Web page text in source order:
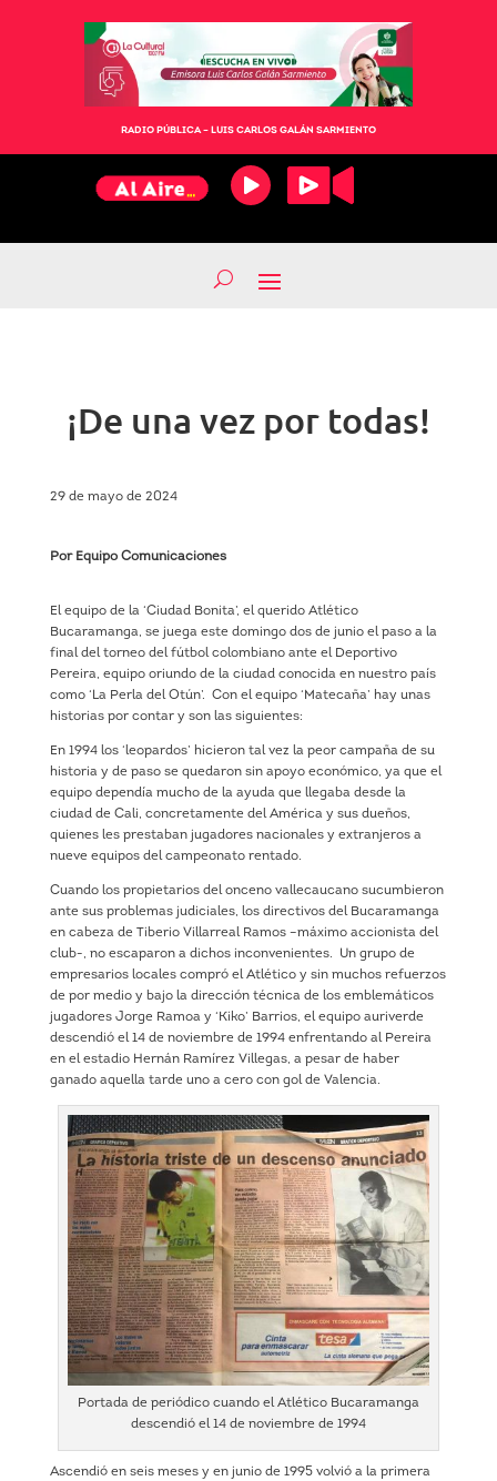
RADIO PÚBLICA – LUIS CARLOS GALÁN SARMIENTO
¡De una vez por todas!
29 de mayo de 2024
Por Equipo Comunicaciones
El equipo de la ‘Ciudad Bonita’, el querido Atlético
Bucaramanga, se juega este domingo dos de junio el paso a la
final del torneo del fútbol colombiano ante el Deportivo
Pereira, equipo oriundo de la ciudad conocida en nuestro país
como ‘La Perla del Otún’. Con el equipo ‘Matecaña’ hay unas
historias por contar y son las siguientes:
En 1994 los ‘leopardos’ hicieron tal vez la peor campaña de su
historia y de paso se quedaron sin apoyo económico, ya que el
equipo dependía mucho de la ayuda que llegaba desde la
ciudad de Cali, concretamente del América y sus dueños,
quienes les prestaban jugadores nacionales y extranjeros a
nueve equipos del campeonato rentado.
Cuando los propietarios del onceno vallecaucano sucumbieron
ante sus problemas judiciales, los directivos del Bucaramanga
en cabeza de Tiberio Villarreal Ramos –máximo accionista del
club-, no escaparon a dichos inconvenientes. Un grupo de
empresarios locales compró el Atlético y sin muchos refuerzos
de por medio y bajo la dirección técnica de los emblemáticos
jugadores Jorge Ramoa y ‘Kiko’ Barrios, el equipo auriverde
descendió el 14 de noviembre de 1994 enfrentando al Pereira
en el estadio Hernán Ramírez Villegas, a pesar de haber
ganado aquella tarde uno a cero con gol de Valencia.
Portada de periódico cuando el Atlético Bucaramanga
descendió el 14 de noviembre de 1994
Ascendió en seis meses y en junio de 1995 volvió a la primera